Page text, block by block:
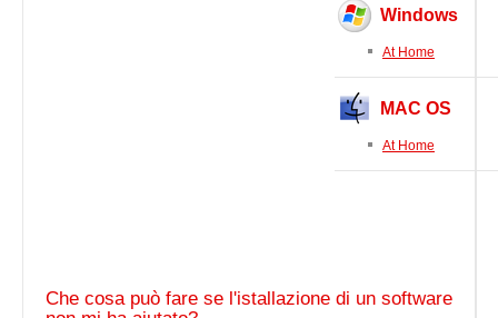
Windows
At Home
MAC OS
At Home
Che cosa può fare se l'istallazione di un software